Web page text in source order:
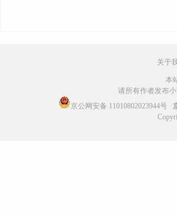
关于
本
请所有作者发布
京公网安备 11010802023944号